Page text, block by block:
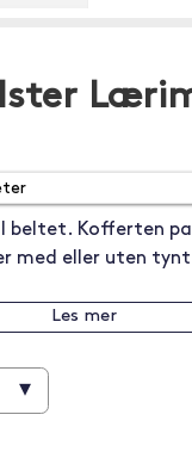
Kofferten
med eller uten tynt
Les mer
▾